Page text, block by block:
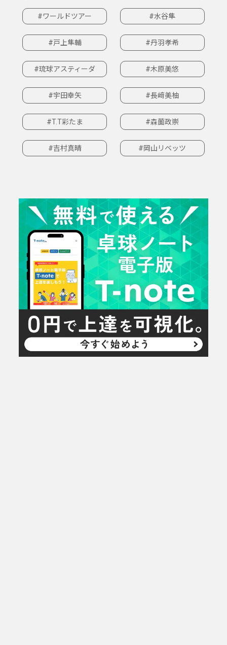
#ワールドツアー #水谷隼
#戸上隼輔 #丹羽孝希
#琉球アスティーダ #木原美悠
#宇田幸矢 #長﨑美柚
#T.T彩たま #森薗政崇
#吉村真晴 #岡山リベッツ